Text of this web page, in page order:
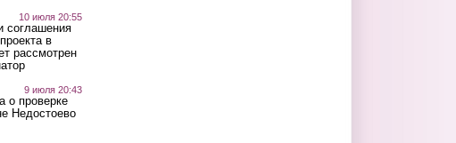
10 июля 20:55
соглашения
в
рассмотрен
9 июля 20:43
о проверке
Недостоево